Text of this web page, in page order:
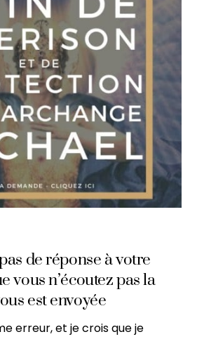
de réponse à votre
vous n’écoutez pas la
est envoyée
erreur, et je crois que je